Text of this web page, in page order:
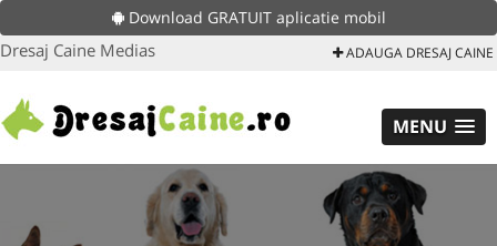
Download GRATUIT aplicatie mobil
Dresaj Caine Medias ADAUGA DRESAJ CAINE
MENU